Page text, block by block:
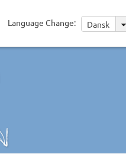
Language Change: Dansk